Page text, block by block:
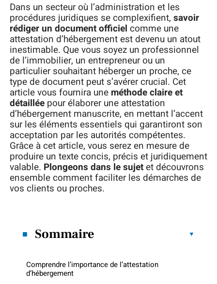
Dans un secteur où l’administration et les
procédures juridiques se complexifient, savoir
rédiger un document officiel comme une
attestation d’hébergement est devenu un atout
inestimable. Que vous soyez un professionnel
de l’immobilier, un entrepreneur ou un
particulier souhaitant héberger un proche, ce
type de document peut s’avérer crucial. Cet
article vous fournira une méthode claire et
détaillée pour élaborer une attestation
d’hébergement manuscrite, en mettant l’accent
sur les éléments essentiels qui garantiront son
acceptation par les autorités compétentes.
Grâce à cet article, vous serez en mesure de
produire un texte concis, précis et juridiquement
valable. Plongeons dans le sujetet découvrons
ensemble comment faciliter les démarches de
vos clients ou proches.
Sommaire
Comprendre l’importance de l’attestation
d’hébergement